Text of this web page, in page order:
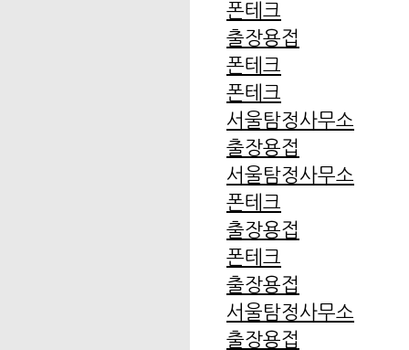
폰테크
출장용접
폰테크
폰테크
서울탐정사무소
출장용접
서울탐정사무소
폰테크
출장용접
폰테크
출장용접
서울탐정사무소
출장용접